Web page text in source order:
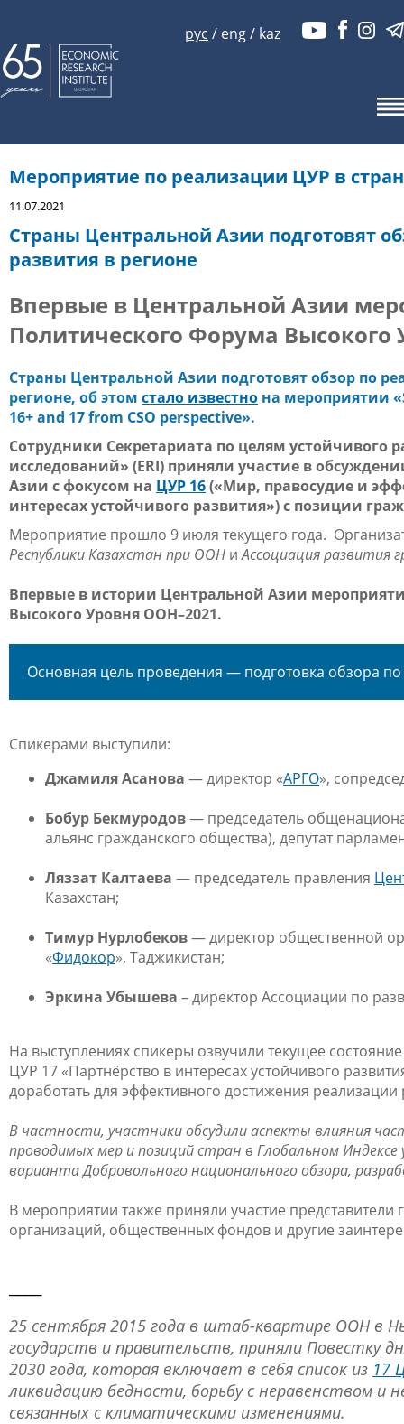
рус / eng/ kaz
Мероприятие по реализации ЦУР в
11.07.2021
Страны Центральной Азии подготовят
развития в регионе
Впервые в Центральной Азии
Политического Форума
Страны Центральной Азии подготовят обзор по
регионе, об этом стало известно на мероприятии
16+ and 17 from CSO perspective».
Сотрудники Секретариата по целям устойчивого
исследований» (ERI) приняли участие в
Азии с фокусом на ЦУР 16(«Мир, правосудие и
интересах устойчивого развития») с позиции
Мероприятие прошло 9 июля текущего года.
Республики Казахстан при ООН иАссоциация развития
Впервые в истории Центральной Азии
Высокого Уровня ООН–2021.
Основная цель проведения — подготовка обзора
Спикерами выступили:
Джамиля Асанова — директор «АРГО»,
Бобур Бекмуродов— председатель
альянс гражданского общества), депутат
Ляззат Калтаева — председатель правления
Казахстан;
Тимур Нурлобеков— директор общественной
«Фидокор», Таджикистан;
Эркина Убышева – директор Ассоциации по
На выступлениях спикеры озвучили текущее
ЦУР 17 «Партнёрство в интересах устойчивого
доработать для эффективного достижения
В частности, участники обсудили аспекты влияния
проводимых мер и позиций стран в Глобальном
варианта Добровольного национального обзора,
В мероприятии также приняли участие представители
организаций, общественных фондов и другие
25 сентября 2015 года в штаб-квартире ООН в
государств и правительств, приняли Повестку
2030 года, которая включает в себя список из 17
ликвидацию бедности, борьбу с неравенством и
связанных с климатическими изменениями.